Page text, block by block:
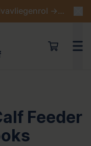
-> €204,95
Hooks
Feeder